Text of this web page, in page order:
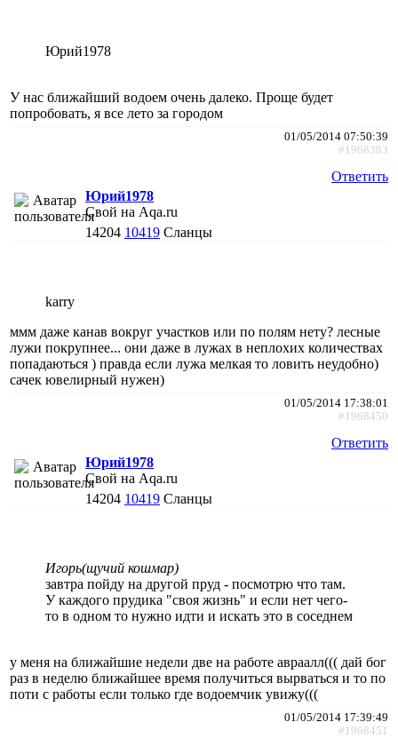
Юрий1978
У нас ближайший водоем очень далеко. Проще будет
попробовать, я все лето за городом
01/05/2014 07:50:39
#1968383
Ответить
Юрий1978
Свой на Aqa.ru
14204 10419 Сланцы
karry
ммм даже канав вокруг участков или по полям нету? лесные
лужи покрупнее... они даже в лужах в неплохих количествах
попадаються ) правда если лужа мелкая то ловить неудобно)
сачек ювелирный нужен)
01/05/2014 17:38:01
#1968450
Ответить
Юрий1978
Свой на Aqa.ru
14204 10419 Сланцы
Игорь(щучий кошмар)
завтра пойду на другой пруд - посмотрю что там.
У каждого прудика "своя жизнь" и если нет чего-
то в одном то нужно идти и искать это в соседнем
у меня на ближайшие недели две на работе авраалл((( дай бог
раз в неделю ближайшее время получиться вырваться и то по
поти с работы если только где водоемчик увижу(((
01/05/2014 17:39:49
#1968451